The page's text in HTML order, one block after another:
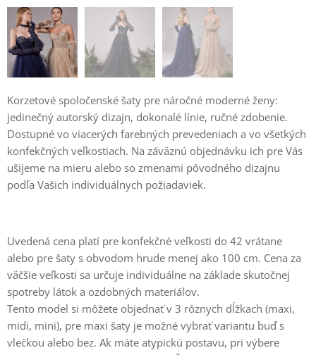
Korzetové spoločenské šaty pre náročné moderné ženy:
jedinečný autorský dizajn, dokonalé línie, ručné zdobenie.
Dostupné vo viacerých farebných prevedeniach a vo všetkých
konfekčných veľkostiach. Na záväznú objednávku ich pre Vás
ušijeme na mieru alebo so zmenami pôvodného dizajnu
podľa Vašich individuálnych požiadaviek.
Uvedená cena platí pre konfekčné veľkosti do 42 vrátane
alebo pre šaty s obvodom hrude menej ako 100 cm. Cena za
väčšie veľkosti sa určuje individuálne na základe skutočnej
spotreby látok a ozdobných materiálov.
Tento model si môžete objednať v 3 rôznych dĺžkach (maxi,
midi, mini), pre maxi šaty je možné vybrať variantu buď s
vlečkou alebo bez. Ak máte atypickú postavu, pri výbere